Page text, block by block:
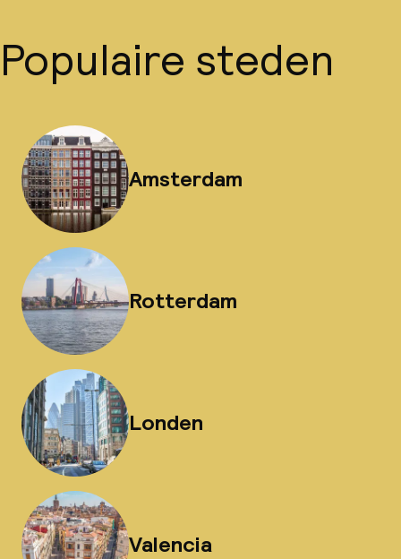
Populaire steden
Amsterdam
Rotterdam
Londen
Valencia